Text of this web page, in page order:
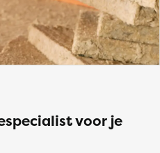
voor je